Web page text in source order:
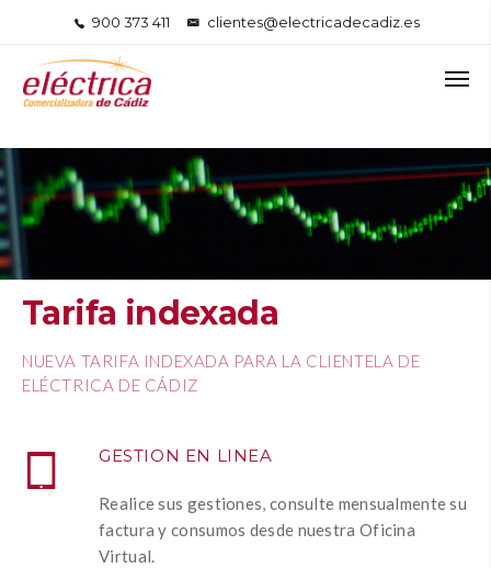
900 373 411 clientes@electricadecadiz.es
Tarifa indexada
NUEVA TARIFA INDEXADA PARA LA CLIENTELA DE
ELÉCTRICA DE CÁDIZ
GESTION EN LINEA
Realice sus gestiones, consulte mensualmente su
factura y consumos desde nuestra Oficina
Virtual.